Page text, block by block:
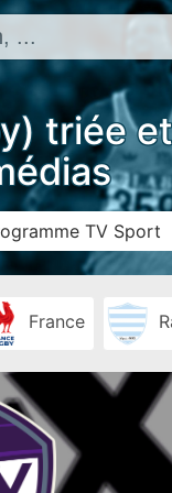
triée
TV Sport
France